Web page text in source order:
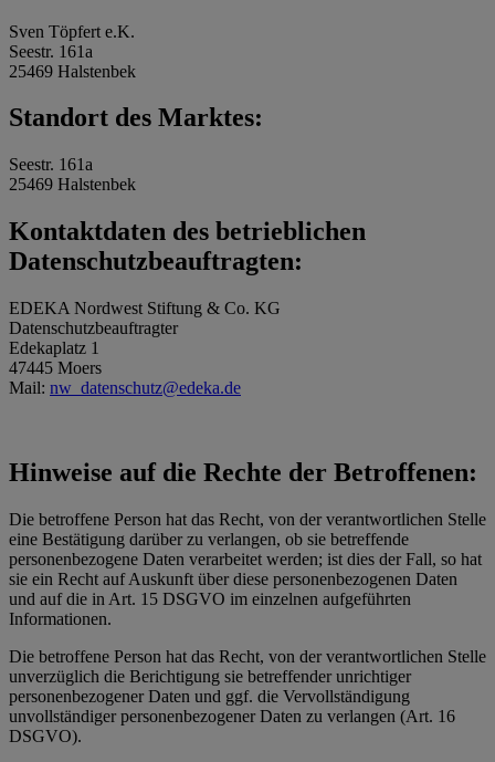
Sven Töpfert e.K.
Seestr. 161a
25469 Halstenbek
Standort des Marktes:
Seestr. 161a
25469 Halstenbek
Kontaktdaten des betrieblichen
Datenschutzbeauftragten:
EDEKA Nordwest Stiftung & Co. KG
Datenschutzbeauftragter
Edekaplatz 1
47445 Moers
Mail: nw_datenschutz@edeka.de
Hinweise auf die Rechte der Betroffenen:
Die betroffene Person hat das Recht, von der verantwortlichen Stelle
eine Bestätigung darüber zu verlangen, ob sie betreffende
personenbezogene Daten verarbeitet werden; ist dies der Fall, so hat
sie ein Recht auf Auskunft über diese personenbezogenen Daten
und auf die in Art. 15 DSGVO im einzelnen aufgeführten
Informationen.
Die betroffene Person hat das Recht, von der verantwortlichen Stelle
unverzüglich die Berichtigung sie betreffender unrichtiger
personenbezogener Daten und ggf. die Vervollständigung
unvollständiger personenbezogener Daten zu verlangen (Art. 16
DSGVO).